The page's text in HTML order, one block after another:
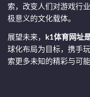
索，改变人们对游戏行
极意义的文化载体。
展望未来， k1体育网址
球化布局为目标，携手
索更多未知的精彩与可能